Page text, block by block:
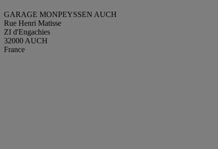
GARAGE MONPEYSSEN AUCH
Rue Henri Matisse
ZI d'Engachies
32000 AUCH
France